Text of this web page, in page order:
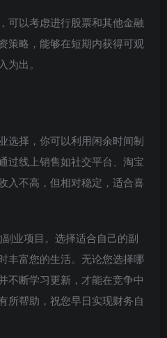
可以考虑进行股票和其他金融
策略，能够在短期内获得可观
为出。
选择，你可以利用闲余时间制
过线上销售如社交平台、淘宝
入不高，但相对稳定，适合喜
业项目。选择适合自己的副
丰富您的生活。无论您选择哪
不断学习更新，才能在竞争中
所帮助，祝您早日实现财务自